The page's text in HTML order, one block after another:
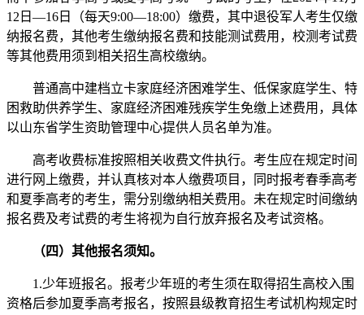
12日—16日（每天9:00—18:00）缴费，其中退役军人考生仅缴
纳报名费，其他考生缴纳报名费和技能测试费用，校测考试费
等其他费用须到相关招生高校缴纳。
普通高中建档立卡家庭经济困难学生、低保家庭学生、特
困救助供养学生、家庭经济困难残疾学生免缴上述费用，具体
以山东省学生资助管理中心提供人员名单为准。
高考收费标准按照相关收费文件执行。考生应在规定时间
进行网上缴费，并认真核对本人缴费项目，同时报考春季高考
和夏季高考的考生，需分别缴纳相关费用。未在规定时间缴纳
报名费及考试费的考生将视为自行放弃报名及考试资格。
（四）其他报名须知。
1.少年班报名。报考少年班的考生须在取得招生高校入围
资格后参加夏季高考报名，按照县级教育招生考试机构规定时